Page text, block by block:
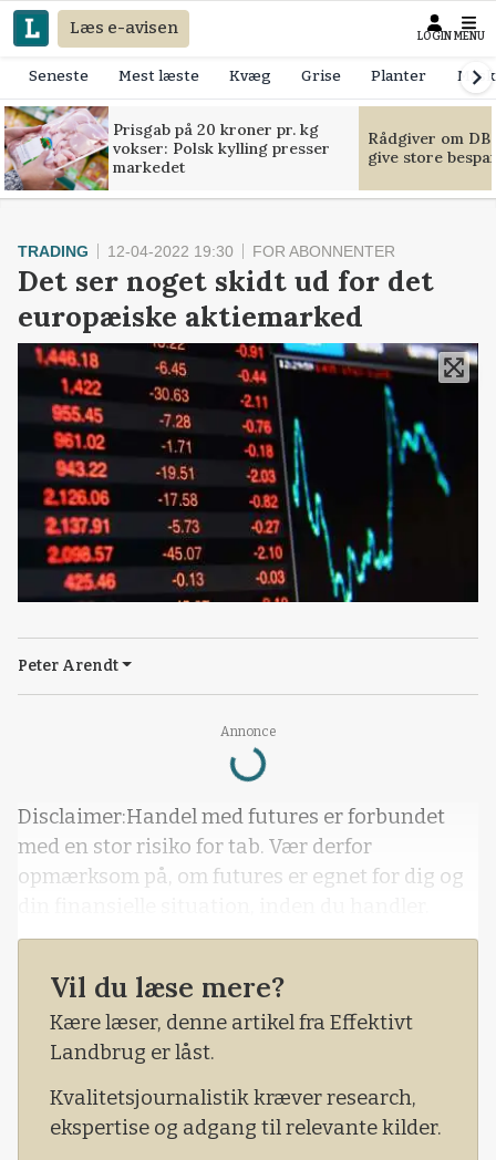
Læs e-avisen LOGIN MENU
Seneste Mest læste Kvæg Grise Planter
Prisgab på 20 kroner pr. kg
vokser: Polsk kylling presser
markedet
Rådgiver om
give store
Annonce
Loading...
TRADING 12-04-2022 19:30 FOR ABONNENTER
Det ser noget skidt ud for det
europæiske aktiemarked
Peter Arendt
Disclaimer:Handel med futures er forbundet
med en stor risiko for tab. Vær derfor
opmærksom på, om futures er egnet for dig og
Vil du læse mere?
Kære læser, denne artikel fra Effektivt
Landbrug er låst.
Kvalitetsjournalistik kræver research,
ekspertise og adgang til relevante kilder.